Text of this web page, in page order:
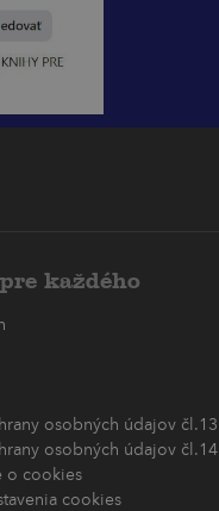
každého
osobných údajov čl.13
osobných údajov čl.14
o cookies
cookies